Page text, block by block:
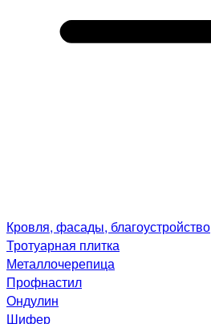
Кровля, фасады, благоустройство
Тротуарная плитка
Металлочерепица
Профнастил
Ондулин
Шифер